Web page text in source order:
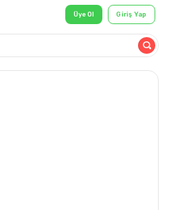
Üye Ol